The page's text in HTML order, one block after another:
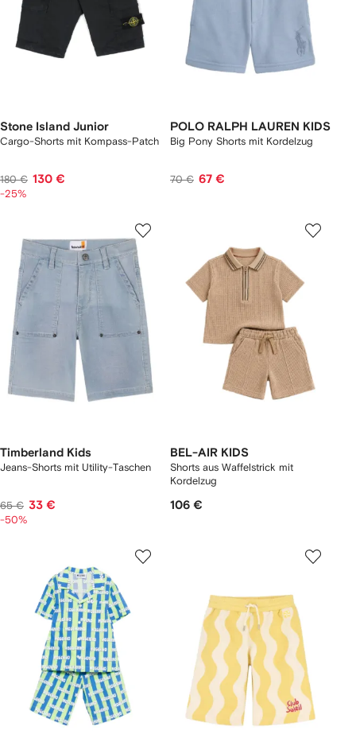
Stone Island Junior
Cargo-Shorts mit Kompass-Patch
180 € 130 €
-25%
POLO RALPH LAUREN KIDS
Big Pony Shorts mit Kordelzug
70 € 67 €
Timberland Kids
Jeans-Shorts mit Utility-Taschen
65 € 33 €
-50%
BEL-AIR KIDS
Shorts aus Waffelstrick mit
Kordelzug
106 €